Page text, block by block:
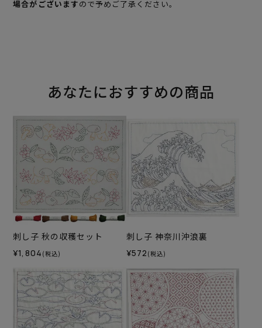
場合がございますので予めご了承ください。
あなたにおすすめの商品
刺し子 秋の収穫セット
¥1,804 (税込)
刺し子 神奈川沖浪裏
¥572 (税込)